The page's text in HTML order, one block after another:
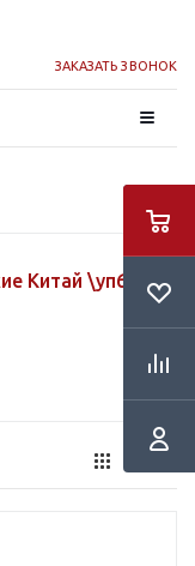
ЗАКАЗАТЬ ЗВОНОК
Китай \уп6